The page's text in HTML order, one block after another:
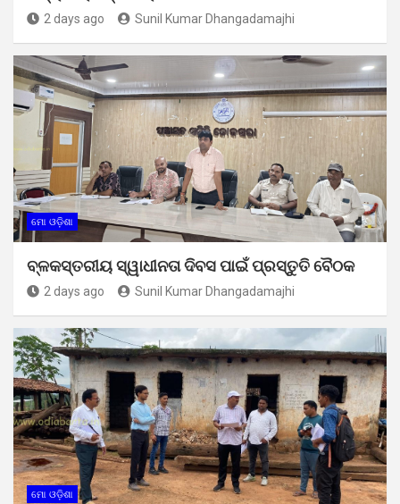
2 days ago Sunil Kumar Dhangadamajhi
ମୋ ଓଡ଼ିଶା
ବ୍ଳକସ୍ତରୀୟ ସ୍ୱାଧୀନତା ଦିବସ ପାଇଁ ପ୍ରସ୍ତୁତି ବୈଠକ
2 days ago Sunil Kumar Dhangadamajhi
ମୋ ଓଡ଼ିଶା